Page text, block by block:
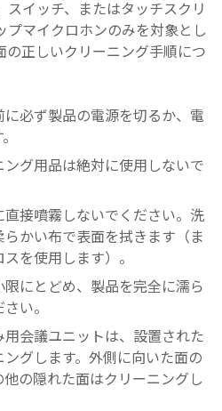
イッチ、またはタッチスクリ
プマイクロホンのみを対象とし
の正しいクリーニング手順につ
必ず製品の電源を切るか、電
グ用品は絶対に使用しないで
接噴霧しないでください。洗
かい布で表面を拭きます（ま
を使用します）。
にとどめ、製品を完全に濡ら
い。
会議ユニットは、設置された
グします。外側に向いた面の
の隠れた面はクリーニングし